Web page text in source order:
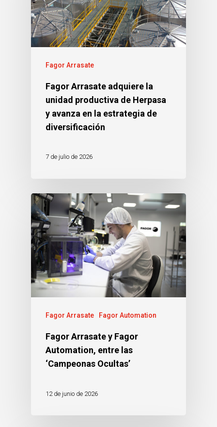
Fagor Arrasate
Fagor Arrasate adquiere la
unidad productiva de Herpasa
y avanza en la estrategia de
diversificación
7 de julio de 2026
Fagor Arrasate Fagor Automation
Fagor Arrasate y Fagor
Automation, entre las
‘Campeonas Ocultas’
12 de junio de 2026